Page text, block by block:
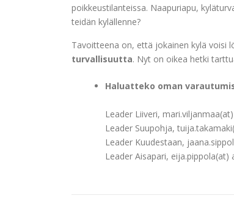
poikkeustilanteissa. Naapuriapu,
teidän kylällenne?
Tavoitteena on, että jokainen kylä voisi
turvallisuutta. Nyt on oikea hetki
Haluatteko oman
Leader Liiveri,
Leader Suupohja,
Leader Kuudestaan,
Leader Aisapari, eija.pippola(at)